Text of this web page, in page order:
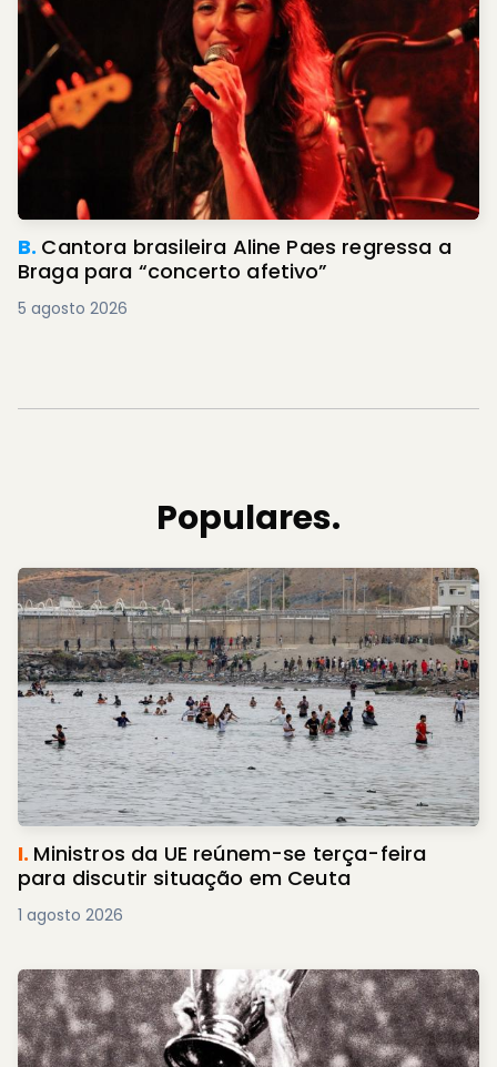
B. Cantora brasileira Aline Paes regressa a
Braga para “concerto afetivo”
5 agosto 2026
Populares.
I. Ministros da UE reúnem-se terça-feira
para discutir situação em Ceuta
1 agosto 2026